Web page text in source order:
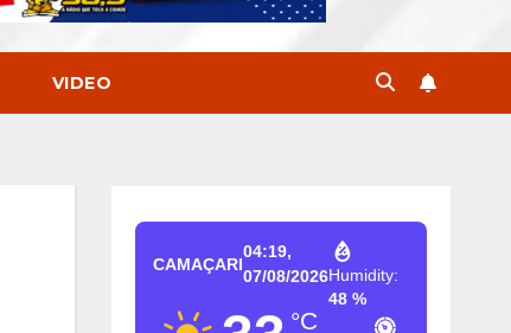
VIDEO
CAMAÇARI
04:19,
07/08/2026
°C
Humidity:
48 %